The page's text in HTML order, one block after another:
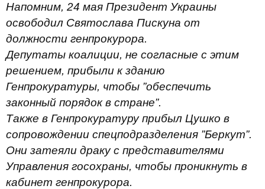
Напомним, 24 мая Президент Украины
освободил Святослава Пискуна от
должности генпрокурора.
Депутаты коалиции, не согласные с этим
решением, прибыли к зданию
Генпрокуратуры, чтобы ”обеспечить
законный порядок в стране”.
Также в Генпрокуратуру прибыл Цушко в
сопровождении спецподразделения ”Беркут”.
Они затеяли драку с представителями
Управления госохраны, чтобы проникнуть в
кабинет генпрокурора.